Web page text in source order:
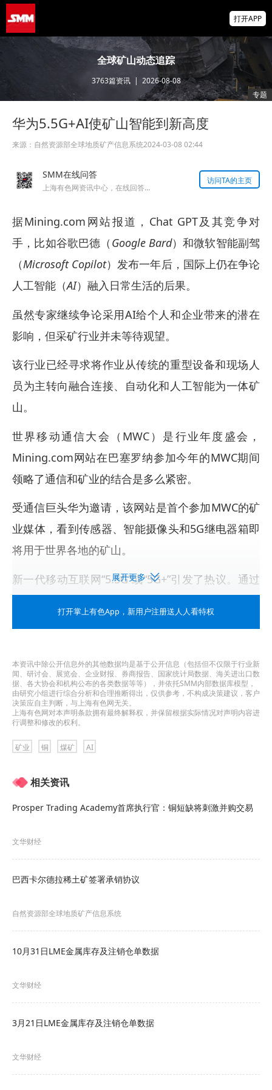
美国拟投30亿美元扶持关键矿产
为有色行业打造的神器
打开APP
全球矿山动态追踪
3763篇资讯| 2026-08-08
专题
华为5.5G+AI使矿山智能到新高度
来源： 自然资源部全球地质矿产信息系统2024-03-08 02:44
SMM在线问答
上海有色网资讯中心，在线回答您的提问！
访问TA的主页
据Mining.com网站报道，Chat GPT及其竞争对
手，比如谷歌巴德（ Google Bard）和微软智能副驾
（Microsoft Copilot）发布一年后，国际上仍在争论
人工智能（AI）融入日常生活的后果。
虽然专家继续争论采用AI给个人和企业带来的潜在
影响，但采矿行业并未等待观望。
该行业已经寻求将作业从传统的重型设备和现场人
员为主转向融合连接、自动化和人工智能为一体矿
山。
世界移动通信大会（MWC）是行业年度盛会，
Mining.com网站在巴塞罗纳参加今年的MWC期间
领略了通信和矿业的结合是多么紧密。
受通信巨头华为邀请，该网站是首个参加MWC的矿
业媒体，看到传感器、智能摄像头和5G继电器箱即
将用于世界各地的矿山。
新一代移动互联网“5.5G”或“5G+”引发了热议。通过
（Jack Chen）被问及为何开发矿业解决方案时，回
答简洁明了：安全。
“中国有煤矿4400个，煤矿工人近300万，这些煤矿
（大多）地下开采，经常发生事故”，陈雷说。“如果
表和图像的房间时，这个公司不仅在保护生命，而
且对于新一代更有吸引力”。
陈雷补充说，ICT基础设施对于支撑智能矿业非常重
要。他解释说，没有高速稳定的通信网络、强大的
计算能力、快速的数据存储和严密的防范措施，就
务。
他说，“年轻人不想在地下呆上几个小时，既热又呼
时监控采矿活动”。
开采、人员位置和危险探测的数据都集中在一个系
题。机器人代替人巡视和检查黑暗而又狭窄的地下
展开更多
打开掌上有色App ，新用户注册送人人看特权
本资讯中除公开信息外的其他数据均是基于公开信息（包括但不仅限于行业新
闻、研讨会、展览会、企业财报、券商报告、国家统计局数据、海关进出口数
据、各大协会和机构公布的各类数据等等），并依托SMM内部数据库模型，
由研究小组进行综合分析和合理推断得出，仅供参考，不构成决策建议，客户
决策应自主判断，与上海有色网无关。
上海有色网对本声明条款拥有最终解释权，并保留根据实际情况对声明内容进
行调整和修改的权利。
矿业 铜 煤矿 AI
相关资讯
Prosper Trading Academy首席执行官：铜短缺将刺激并购交易
文华财经
巴西卡尔德拉稀土矿签署承销协议
自然资源部全球地质矿产信息系统
10月31日LME金属库存及注销仓单数据
文华财经
3月21日LME金属库存及注销仓单数据
文华财经